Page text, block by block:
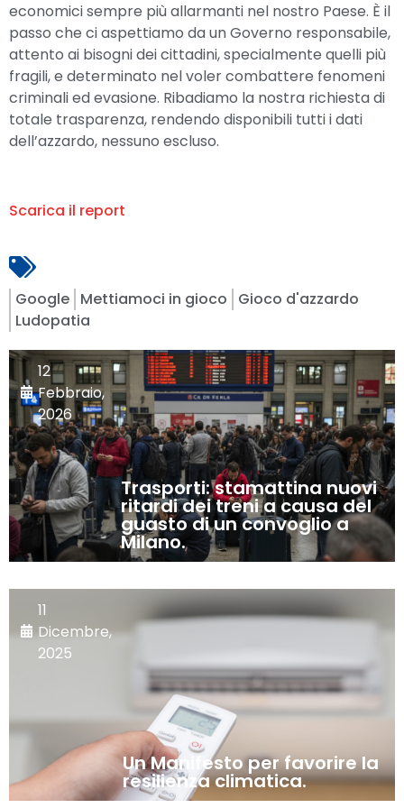
economici sempre più allarmanti nel nostro Paese. È il
passo che ci aspettiamo da un Governo responsabile,
attento ai bisogni dei cittadini, specialmente quelli più
fragili, e determinato nel voler combattere fenomeni
criminali ed evasione. Ribadiamo la nostra richiesta di
totale trasparenza, rendendo disponibili tutti i dati
dell’azzardo, nessuno escluso.
Scarica il report
Google Mettiamoci in gioco
Gioco d'azzardo
Ludopatia
12
Febbraio,
2026
Trasporti: stamattina nuovi
ritardi dei treni a causa del
guasto di un convoglio a
Milano.
11
Dicembre,
2025
Un Manifesto per favorire la
resilienza climatica.